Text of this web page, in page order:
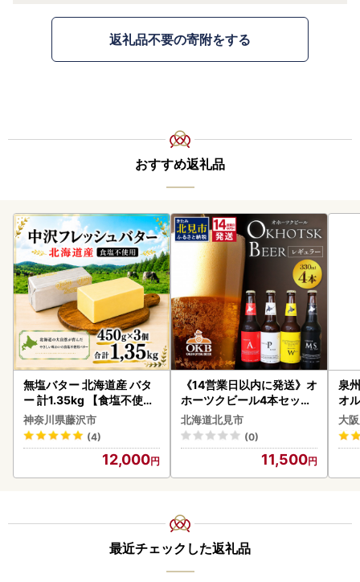
返礼品不要の寄附をする
おすすめ返礼品
無塩バター 北海道産 バタ
ー 計1.35kg 【食塩不使用
】
神奈川県藤沢市
(4)
12,000
《14営業日以内に発送》オ
ホーツクビール4本セット
( 飲料 飲み物 お酒 ビール
クラフトビール 瓶ビール
贈答 ギフト 贈り物 お中元
御中元 お歳暮 御歳暮 お祝
い プレゼント モルトビー
北海道北見市
(0)
11,500
泉
オ
大
最近チェックした返礼品